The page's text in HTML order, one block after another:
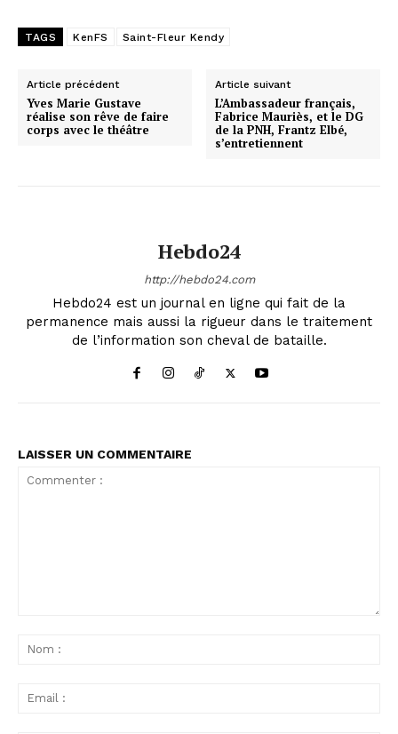
TAGS KenFS Saint-Fleur Kendy
Article précédent
Yves Marie Gustave
réalise son rêve de faire
corps avec le théâtre
Article suivant
L’Ambassadeur français,
Fabrice Mauriès, et le DG
de la PNH, Frantz Elbé,
s’entretiennent
Hebdo24
http://hebdo24.com
Hebdo24 est un journal en ligne qui fait de la
permanence mais aussi la rigueur dans le traitement
de l’information son cheval de bataille.
LAISSER UN COMMENTAIRE